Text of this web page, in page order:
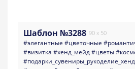
Шаблон №3288 90 x 50
#элегантные #цветочные
#визитка #хенд_мейд#цветы